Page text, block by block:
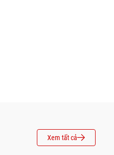
Xem tất cả